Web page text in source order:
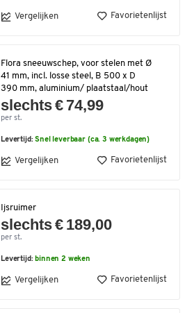
Vergelijken Favorietenlijst
Flora sneeuwschep, voor stelen met Ø
41 mm, incl. losse steel, B 500 x D
390 mm, aluminium/ plaatstaal/hout
slechts € 74,99
per st.
Levertijd:Snel leverbaar (ca. 3 werkdagen)
Vergelijken Favorietenlijst
Ijsruimer
slechts € 189,00
per st.
Levertijd: binnen 2 weken
Vergelijken Favorietenlijst